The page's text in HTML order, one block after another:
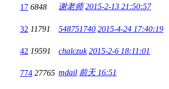
17 6848 谢老师 2015-2-13 21:50:57
32 11791 548751740 2015-4-24 17:40:19
42 19591 chalczuk 2015-2-6 18:11:01
774 27765 mdail 前天 16:51